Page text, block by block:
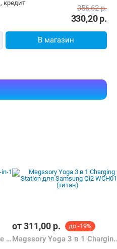
кредит
330,20р.
356,62р.
В магазин
Baseus PicoGo AF21 Portable 3-in-1 Qi2.2 Wireless Charger 35W E0205402
от311,00 р. до -19%
Magssory Yoga 3 в 1